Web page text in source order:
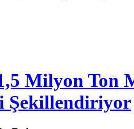
Milyon Ton
Şekillendiriyor